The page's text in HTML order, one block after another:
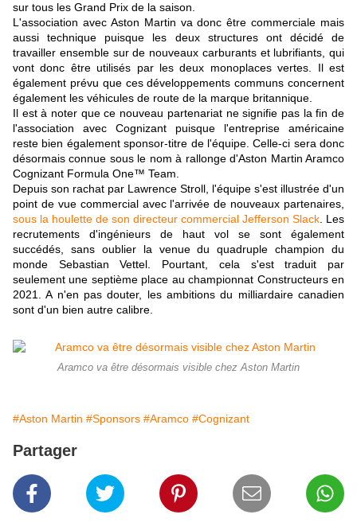
sur tous les Grand Prix de la saison.
L'association avec Aston Martin va donc être commerciale mais
aussi technique puisque les deux structures ont décidé de
travailler ensemble sur de nouveaux carburants et lubrifiants, qui
vont donc être utilisés par les deux monoplaces vertes. Il est
également prévu que ces développements communs concernent
également les véhicules de route de la marque britannique.
Il est à noter que ce nouveau partenariat ne signifie pas la fin de
l'association avec Cognizant puisque l'entreprise américaine
reste bien également sponsor-titre de l'équipe. Celle-ci sera donc
désormais connue sous le nom à rallonge d'Aston Martin Aramco
Cognizant Formula One™ Team.
Depuis son rachat par Lawrence Stroll, l'équipe s'est illustrée d'un
point de vue commercial avec l'arrivée de nouveaux partenaires,
sous la houlette de son directeur commercial Jefferson Slack . Les
recrutements d'ingénieurs de haut vol se sont également
succédés, sans oublier la venue du quadruple champion du
monde Sebastian Vettel. Pourtant, cela s'est traduit par
seulement une septième place au championnat Constructeurs en
2021. A n'en pas douter, les ambitions du milliardaire canadien
sont d'un bien autre calibre.
Aramco va être désormais visible chez Aston Martin
#Aston Martin #Sponsors #Aramco #Cognizant
Partager